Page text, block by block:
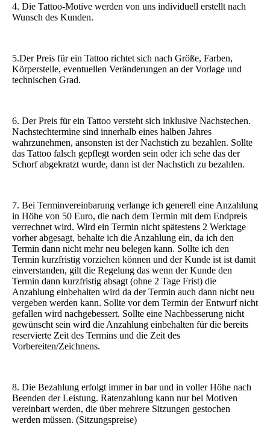
4. Die Tattoo-Motive werden von uns individuell erstellt nach
Wunsch des Kunden.
5.Der Preis für ein Tattoo richtet sich nach Größe, Farben,
Körperstelle, eventuellen Veränderungen an der Vorlage und
technischen Grad.
6. Der Preis für ein Tattoo versteht sich inklusive Nachstechen.
Nachstechtermine sind innerhalb eines halben Jahres
wahrzunehmen, ansonsten ist der Nachstich zu bezahlen. Sollte
das Tattoo falsch gepflegt worden sein oder ich sehe das der
Schorf abgekratzt wurde, dann ist der Nachstich zu bezahlen.
7. Bei Terminvereinbarung verlange ich generell eine Anzahlung
in Höhe von 50 Euro, die nach dem Termin mit dem Endpreis
verrechnet wird. Wird ein Termin nicht spätestens 2 Werktage
vorher abgesagt, behalte ich die Anzahlung ein, da ich den
Termin dann nicht mehr neu belegen kann. Sollte ich den
Termin kurzfristig vorziehen können und der Kunde ist ist damit
einverstanden, gilt die Regelung das wenn der Kunde den
Termin dann kurzfristig absagt (ohne 2 Tage Frist) die
Anzahlung einbehalten wird da der Termin auch dann nicht neu
vergeben werden kann. Sollte vor dem Termin der Entwurf nicht
gefallen wird nachgebessert. Sollte eine Nachbesserung nicht
gewünscht sein wird die Anzahlung einbehalten für die bereits
reservierte Zeit des Termins und die Zeit des
Vorbereiten/Zeichnens.
8. Die Bezahlung erfolgt immer in bar und in voller Höhe nach
Beenden der Leistung. Ratenzahlung kann nur bei Motiven
vereinbart werden, die über mehrere Sitzungen gestochen
werden müssen. (Sitzungspreise)